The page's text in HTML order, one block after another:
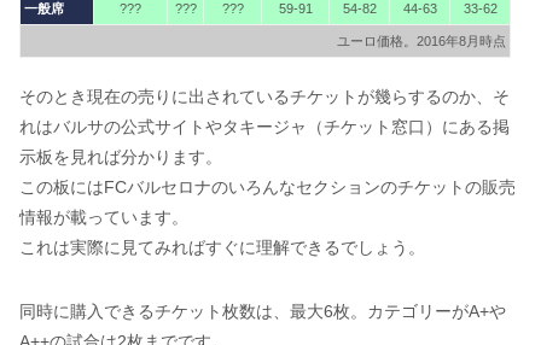
一般席 ??? ??? ??? 59-91 54-82 44-63 33-62
ユーロ価格。2016年8月時点
そのとき現在の売りに出されているチケットが幾らするのか、そ
れはバルサの公式サイトやタキージャ（チケット窓口）にある掲
示板を見れば分かります。
この板にはFCバルセロナのいろんなセクションのチケットの販売
情報が載っています。
これは実際に見てみればすぐに理解できるでしょう。
同時に購入できるチケット枚数は、最大6枚。カテゴリーがA+や